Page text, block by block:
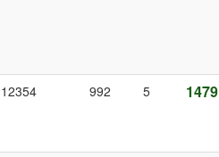
12354 992 5 1479